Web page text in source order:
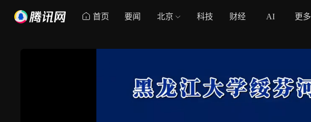
首页 要闻 北京 科技 财经 AI 更多